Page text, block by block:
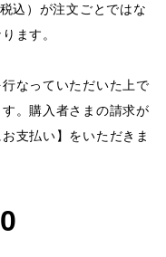
込）が注文ごとではな
ます。
なっていただいた上で
。購入者さまの請求が
支払い】をいただきま